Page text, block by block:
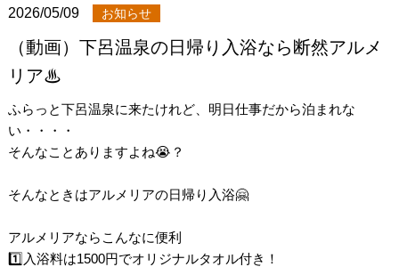
2026/05/09 お知らせ
（動画）下呂温泉の日帰り入浴なら断然アルメ
リア♨
ふらっと下呂温泉に来たけれど、明日仕事だから泊まれな
い・・・・
そんなことありますよね😭？
そんなときはアルメリアの日帰り入浴🤗
アルメリアならこんなに便利
1️⃣入浴料は1500円でオリジナルタオル付き！